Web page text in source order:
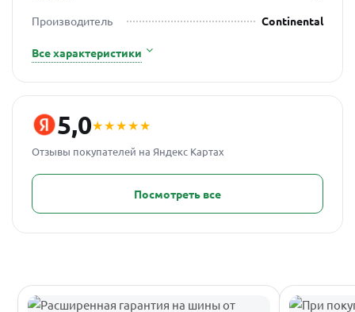
Производитель
Continental
Все характеристики
5,0★★★★★
Отзывы покупателей на Яндекс Картах
Посмотреть все